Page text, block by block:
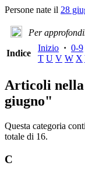
Persone nate il 28
Per
Indice
Inizio · 0-9
T U V W X
Articoli
giugno"
Questa categoria
totale di 16.
C